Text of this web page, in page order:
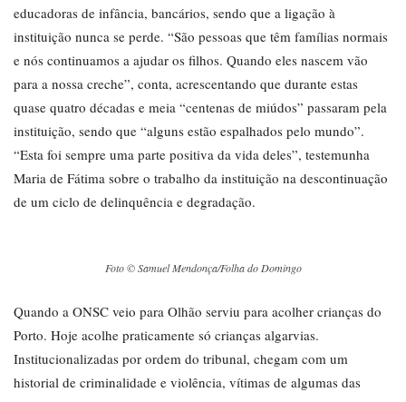
educadoras de infância, bancários, sendo que a ligação à
instituição nunca se perde. “São pessoas que têm famílias normais
e nós continuamos a ajudar os filhos. Quando eles nascem vão
para a nossa creche”, conta, acrescentando que durante estas
quase quatro décadas e meia “centenas de miúdos” passaram pela
instituição, sendo que “alguns estão espalhados pelo mundo”.
“Esta foi sempre uma parte positiva da vida deles”, testemunha
Maria de Fátima sobre o trabalho da instituição na descontinuação
de um ciclo de delinquência e degradação.
Foto © Samuel Mendonça/Folha do Domingo
Quando a ONSC veio para Olhão serviu para acolher crianças do
Porto. Hoje acolhe praticamente só crianças algarvias.
Institucionalizadas por ordem do tribunal, chegam com um
historial de criminalidade e violência, vítimas de algumas das